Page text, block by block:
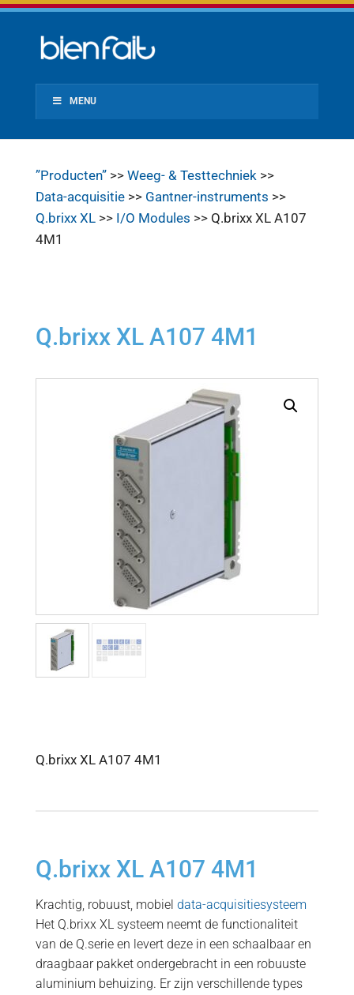
MENU
”Producten”>> Weeg- & Testtechniek>>
Data-acquisitie>> Gantner-instruments >>
Q.brixx XL>> I/O Modules >> Q.brixx XL A107
4M1
Q.brixx XL A107 4M1
Q.brixx XL A107 4M1
Q.brixx XL A107 4M1
Krachtig, robuust, mobiel data-acquisitiesysteem
Het Q.brixx XL systeem neemt de functionaliteit
van de Q.serie en levert deze in een schaalbaar en
draagbaar pakket ondergebracht in een robuuste
aluminium behuizing. Er zijn verschillende types